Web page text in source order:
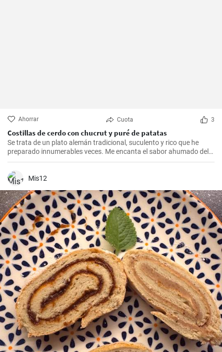
Ahorrar Cuota 3
Costillas de cerdo con chucrut y puré de patatas
Se trata de un plato alemán tradicional, suculento y rico que he
preparado innumerables veces. Me encanta el sabor ahumado del
Kassler combinado con el chucrut ácido y el cremoso puré de
patatas. Esta receta es ideal para ocasiones especiales y también
es un delicioso plato reconfortante en los días más fríos.
Mis12